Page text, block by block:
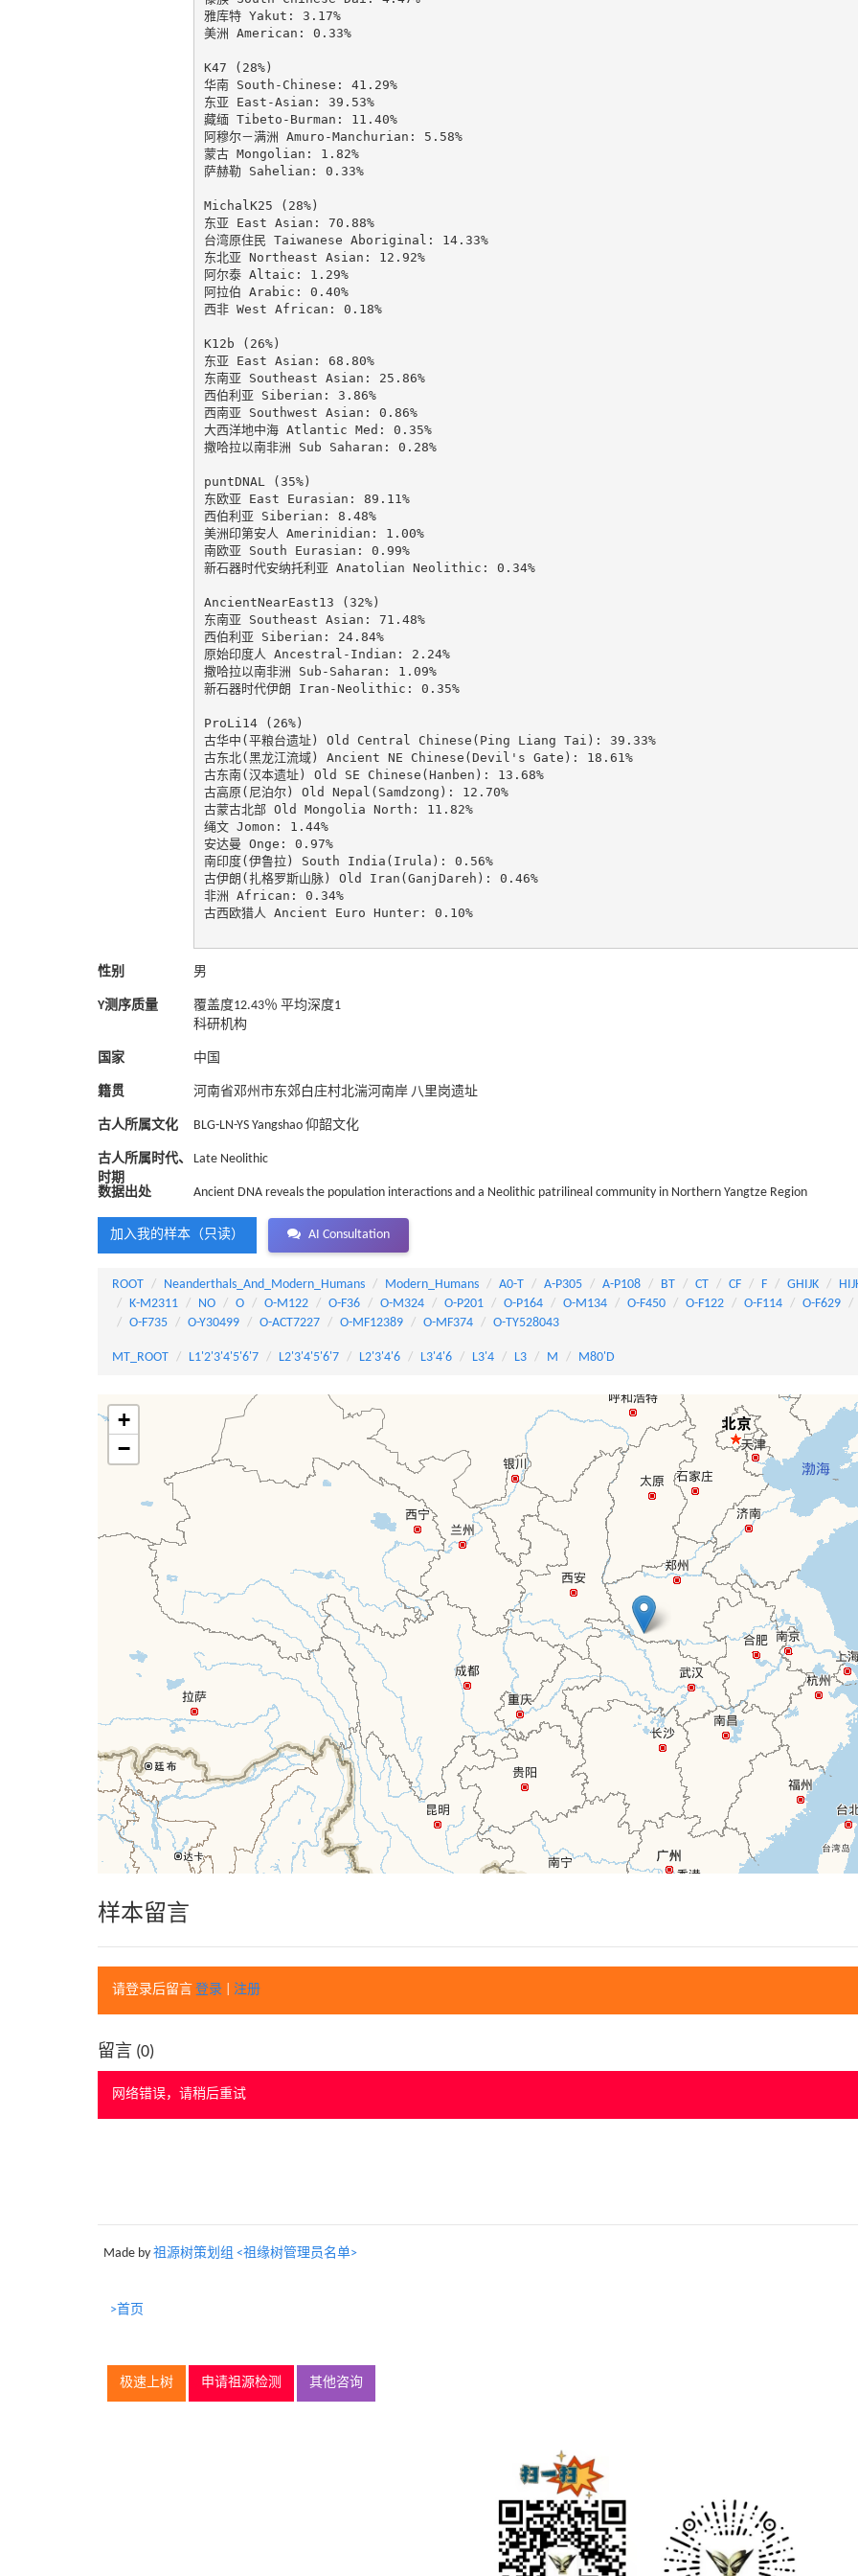
雅库特 Yakut: 3.17%
美洲 American: 0.33%
K47 (28%)
华南 South-Chinese: 41.29%
东亚 East-Asian: 39.53%
藏缅 Tibeto-Burman: 11.40%
阿穆尔－满洲 Amuro-Manchurian: 5.58%
蒙古 Mongolian: 1.82%
萨赫勒 Sahelian: 0.33%
MichalK25 (28%)
东亚 East Asian: 70.88%
台湾原住民 Taiwanese Aboriginal: 14.33%
东北亚 Northeast Asian: 12.92%
阿尔泰 Altaic: 1.29%
阿拉伯 Arabic: 0.40%
西非 West African: 0.18%
K12b (26%)
东亚 East Asian: 68.80%
东南亚 Southeast Asian: 25.86%
西伯利亚 Siberian: 3.86%
西南亚 Southwest Asian: 0.86%
大西洋地中海 Atlantic Med: 0.35%
撒哈拉以南非洲 Sub Saharan: 0.28%
puntDNAL (35%)
东欧亚 East Eurasian: 89.11%
西伯利亚 Siberian: 8.48%
美洲印第安人 Amerinidian: 1.00%
南欧亚 South Eurasian: 0.99%
新石器时代安纳托利亚 Anatolian Neolithic: 0.34%
AncientNearEast13 (32%)
东南亚 Southeast Asian: 71.48%
西伯利亚 Siberian: 24.84%
原始印度人 Ancestral-Indian: 2.24%
撒哈拉以南非洲 Sub-Saharan: 1.09%
新石器时代伊朗 Iran-Neolithic: 0.35%
ProLi14 (26%)
古华中(平粮台遗址) Old Central Chinese(Ping Liang Tai): 39.33%
古东北(黑龙江流域) Ancient NE Chinese(Devil's Gate): 18.61%
古东南(汉本遗址) Old SE Chinese(Hanben): 13.68%
古高原(尼泊尔) Old Nepal(Samdzong): 12.70%
古蒙古北部 Old Mongolia North: 11.82%
绳文 Jomon: 1.44%
安达曼 Onge: 0.97%
南印度(伊鲁拉) South India(Irula): 0.56%
古伊朗(扎格罗斯山脉) Old Iran(GanjDareh): 0.46%
非洲 African: 0.34%
古西欧猎人 Ancient Euro Hunter: 0.10%
性别 男
Y测序质量
覆盖度12.43％ 平均深度1
科研机构
国家 中国
籍贯 河南省邓州市东郊白庄村北湍河南岸 八里岗遗址
古人所属文化 BLG-LN-YS Yangshao 仰韶文化
古人所属时代、
时期
Late Neolithic
数据出处 Ancient DNA reveals the population interactions and a Neolithic patrilineal community in Northern Yangtze Region
加入我的样本（只读） AI Consultation
ROOT Neanderthals_And_Modern_Humans Modern_Humans A0-T A-P305 A-P108 BT CT CF F GHIJK
K-M2311
NO O O-M122 O-F36 O-M324 O-P201 O-P164 O-M134 O-F450 O-F122 O-F114 O-F629
O-F735
O-Y30499 O-ACT7227 O-MF12389 O-MF374 O-TY528043
MT_ROOT L1'2'3'4'5'6'7 L2'3'4'5'6'7 L2'3'4'6 L3'4'6 L3'4 L3 M M80'D
+
−
样本留言
请登录后留言 登录 注册
留言 (0)
网络错误，请稍后重试
Made by 祖源树策划组 <祖缘树管理员名单>
>首页
极速上树 申请祖源检测 其他咨询